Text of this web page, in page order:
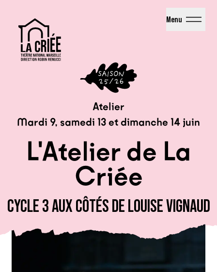
Menu
Atelier
Mardi 9, samedi 13 et dimanche 14 juin
L'Atelier de La
Criée
CYCLE 3 AUX CÔTÉS DE LOUISE VIGNAUD